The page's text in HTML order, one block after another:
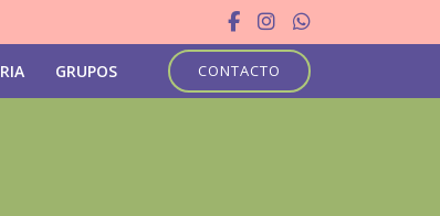
GRUPOS CONTACTO